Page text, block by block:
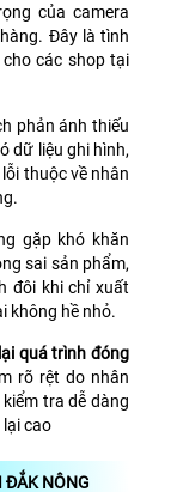
của camera
Đây là tình
các shop tại
phản ánh thiếu
dữ liệu ghi hình,
thuộc về nhân
gặp khó khăn
sai sản phẩm,
đôi khi chỉ xuất
không hề nhỏ.
quá trình đóng
rõ rệt do nhân
tra dễ dàng
lại cao
ĐẮK NÔNG